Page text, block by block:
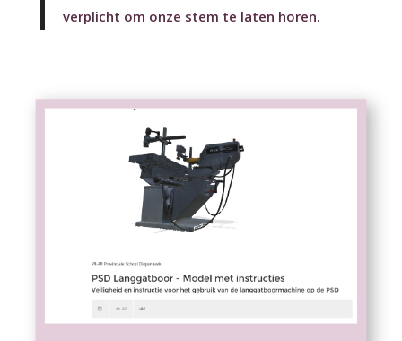
verplicht om onze stem te laten horen.